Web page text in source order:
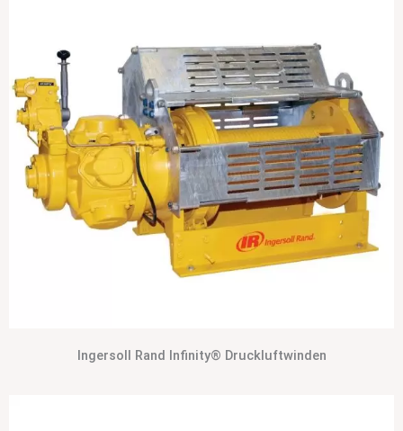
Ingersoll Rand Infinity® Druckluftwinden